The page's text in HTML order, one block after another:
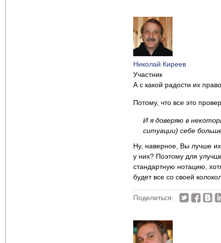
Николай Киреев
Участник
А с какой радости их
Потому, что все это
И я доверяю в
ситуации) себе
Ну, наверное, Вы лучше
у них? Поэтому для
стандартную нотацию,
будет все со своей
Поделиться: